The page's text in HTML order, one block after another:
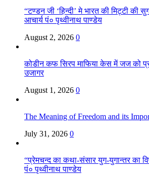
“टण्डन जी ‘हिन्दी’ मे भारत की मिट्टी
आचार्य पं० पृथ्वीनाथ पाण्डेय
August 2, 2026 0
कोडीन कफ सिरप माफिया केस में जज को
उजागर
August 1, 2026 0
The Meaning of Freedom and its
July 31, 2026 0
“प्रेमचन्द का कथा-संसार युग-युगान्तर का
पं० पृथ्वीनाथ पाण्डेय